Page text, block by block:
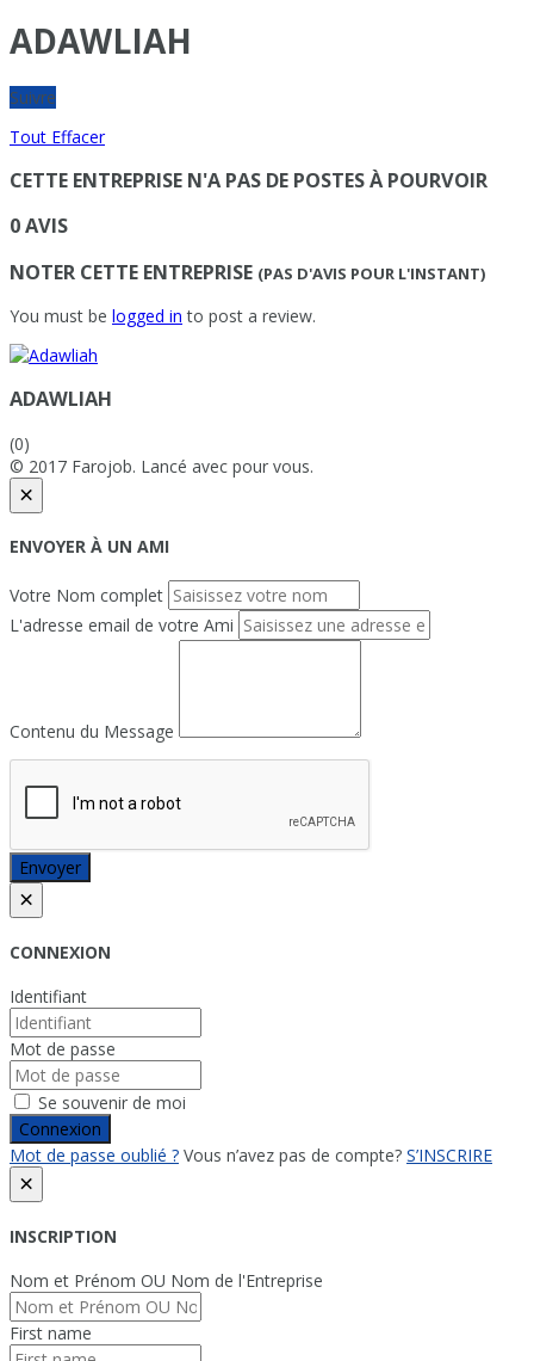
ADAWLIAH
Suivre
Tout Effacer
CETTE ENTREPRISE N'A PAS DE POSTES À POURVOIR
0 AVIS
NOTER CETTE ENTREPRISE (PAS D'AVIS POUR L'INSTANT)
You must be logged in to post a review.
ADAWLIAH
(0)
© 2017 Farojob. Lancé avec pour vous.
×
ENVOYER À UN AMI
Votre Nom complet
L'adresse email de votre Ami
Contenu du Message
Envoyer
×
CONNEXION
Identifiant
Mot de passe
Se souvenir de moi
Connexion
Mot de passe oublié ? Vous n’avez pas de compte? S’INSCRIRE
×
INSCRIPTION
Nom et Prénom OU Nom de l'Entreprise
First name